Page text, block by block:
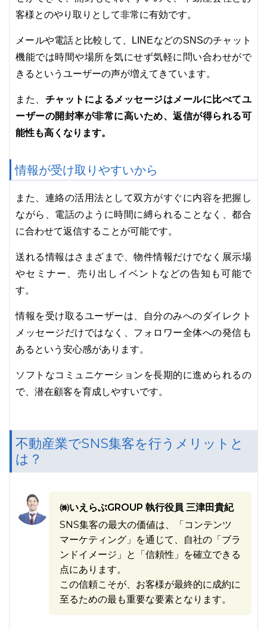
客様とのやり取りとして非常に有効です。
メールや電話と比較して、LINEなどのSNSのチャット
機能では時間や場所を気にせず気軽に問い合わせがで
きるというユーザーの声が増えてきています。
また、 チャットによるメッセージはメールに比べてユ
ーザーの開封率が非常に高いため、返信が得られる可
能性も高くなります。
情報が受け取りやすいから
また、連絡の活用法として双方がすぐに内容を把握し
ながら、電話のように時間に縛られることなく、都合
に合わせて返信することが可能です。
送れる情報はさまざまで、物件情報だけでなく展示場
やセミナー、売り出しイベントなどの告知も可能で
す。
情報を受け取るユーザーは、自分のみへのダイレクト
メッセージだけではなく、フォロワー全体への発信も
あるという安心感があります。
ソフトなコミュニケーションを長期的に進められるの
で、潜在顧客を育成しやすいです。
不動産業でSNS集客を行うメリットと
は？
㈱いえらぶGROUP 執行役員 三津田貴紀
SNS集客の最大の価値は、「コンテンツ
マーケティング」を通じて、自社の「ブラ
ンドイメージ」と「信頼性」を確立できる
点にあります。
この信頼こそが、お客様が最終的に成約に
至るための最も重要な要素となります。